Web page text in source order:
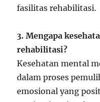
fasilitas rehabilitasi.
3. Mengapa
rehabilitasi?
Kesehatan mental
dalam proses
emosional yang